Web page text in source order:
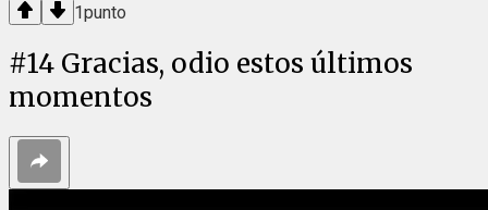
1punto
#14 Gracias, odio estos últimos
momentos